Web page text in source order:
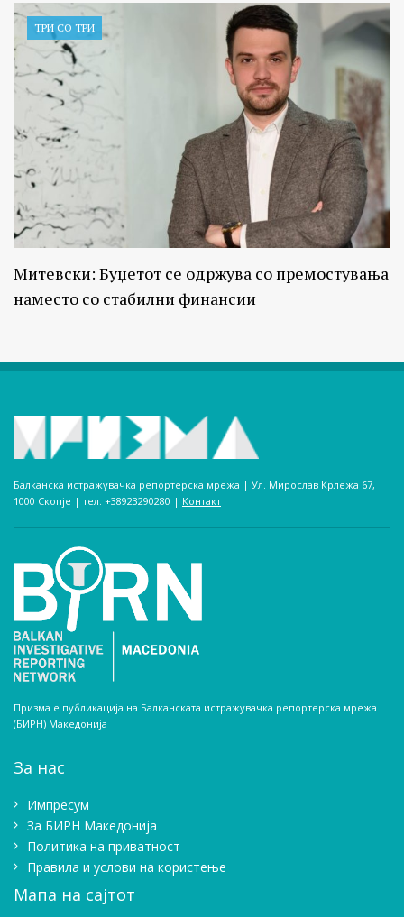
ТРИ СО ТРИ
Митевски: Буџетот се одржува со премостувања
наместо со стабилни финансии
Балканска истражувачка репортерска мрежа | Ул. Мирослав Крлежа 67,
1000 Скопје | тел. +38923290280­ | Контакт
Призма е публикација на Балканската истражувачка репортерска мрежа
(БИРН) Македонија
За нас
Импресум
Зa БИРН Македонија
Политика на приватност
Правила и услови на користење
Мапа на сајтот